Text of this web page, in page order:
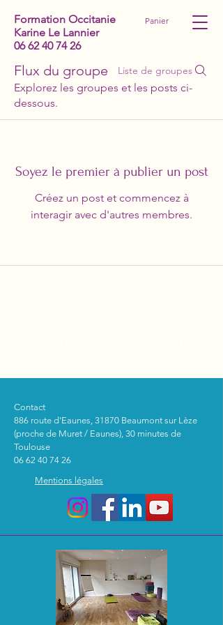
Formation Occitanie
Karine Le Lannier
06 62 40 74 26
Panier
Flux du groupe Liste de groupes
Explorez les groupes et les posts ci-
dessous.
Soyez le premier à publier un post
Créez un post et commencez à
interagir avec d'autres membres.
Contact
886 route d'Eaunes, 31870 Beaumont sur Lèze
(proche de Muret / Eaunes), 30 minutes de
Toulouse
06 62 40 74 26
Mentions légales